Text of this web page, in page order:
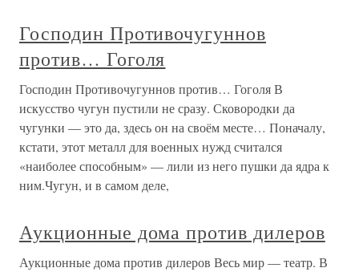
Господин Противочугуннов
против… Гоголя
Господин Противочугуннов против… Гоголя В
искусство чугун пустили не сразу. Сковородки да
чугунки — это да, здесь он на своём месте… Поначалу,
кстати, этот металл для военных нужд считался
«наиболее способным» — лили из него пушки да ядра к
ним.Чугун, и в самом деле,
Аукционные дома против дилеров
Аукционные дома против дилеров Весь мир — театр. В